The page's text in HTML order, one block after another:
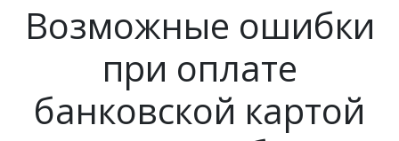
Возможные ошибки
при оплате
банковской картой